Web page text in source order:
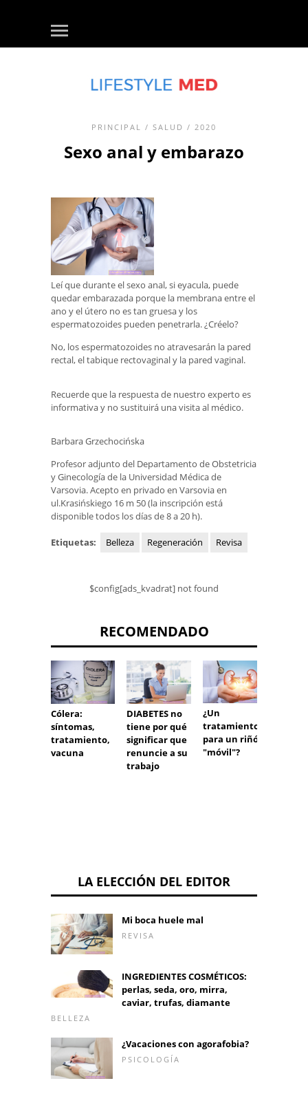
PRINCIPAL / SALUD / 2020
Sexo anal y embarazo
Leí que durante el sexo anal, si eyacula, puede
quedar embarazada porque la membrana entre el
ano y el útero no es tan gruesa y los
espermatozoides pueden penetrarla. ¿Créelo?
No, los espermatozoides no atravesarán la pared
rectal, el tabique rectovaginal y la pared vaginal.
Recuerde que la respuesta de nuestro experto es
informativa y no sustituirá una visita al médico.
Barbara Grzechocińska
Profesor adjunto del Departamento de Obstetricia
y Ginecología de la Universidad Médica de
Varsovia. Acepto en privado en Varsovia en
ul.Krasińskiego 16 m 50 (la inscripción está
disponible todos los días de 8 a 20 h).
Etiquetas: Belleza Regeneración Revisa
$config[ads_kvadrat] not found
RECOMENDADO
Cólera:
síntomas,
tratamiento,
vacuna
DIABETES no
tiene por qué
significar que
renuncie a su
trabajo
¿Un
tratamiento
para un riñón
"móvil"?
LA ELECCIÓN DEL EDITOR
Mi boca huele mal
REVISA
INGREDIENTES COSMÉTICOS:
perlas, seda, oro, mirra,
caviar, trufas, diamante
BELLEZA
¿Vacaciones con agorafobia?
PSICOLOGÍA